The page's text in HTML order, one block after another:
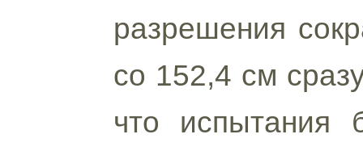
разрешения
со 152,4 см
что испытания